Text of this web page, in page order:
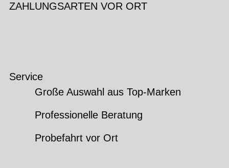
ZAHLUNGSARTEN VOR ORT
Service
Große Auswahl aus Top-Marken
Professionelle Beratung
Probefahrt vor Ort